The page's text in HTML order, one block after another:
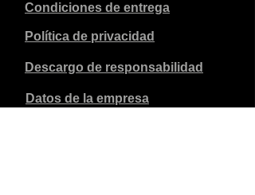
Condiciones de entrega
Política de privacidad
Descargo de responsabilidad
Datos de la empresa